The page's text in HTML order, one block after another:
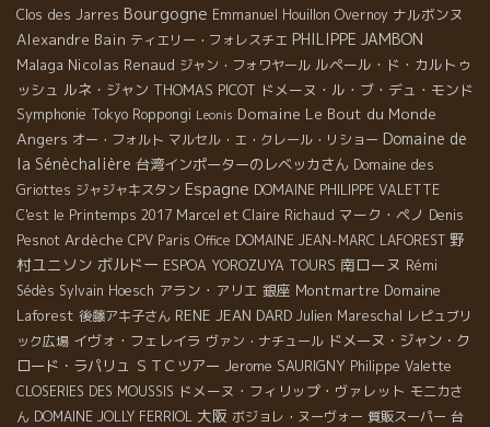
Clos des Jarres Bourgogne Emmanuel Houillon Overnoy ナルボンヌ
Alexandre Bain ティエリー・フォレスチエ PHILIPPE JAMBON
Malaga Nicolas Renaud ジャン・フォワヤール ルペール・ド・カルトゥ
ッシュ ルネ・ジャン THOMAS PICOT ドメーヌ・ル・ブ・デュ・モンド
Symphonie Tokyo Roppongi Leonis Domaine Le Bout du Monde
Angers オー・フォルト マルセル・エ・クレール・リショー Domaine de
la Sénèchalière 台湾インポーターのレベッカさん Domaine des
Griottes ジャジャキスタン Espagne DOMAINE PHILIPPE VALETTE
C'est le Printemps 2017 Marcel et Claire Richaud マーク・ペノ Denis
Pesnot Ardèche CPV Paris Office DOMAINE JEAN-MARC LAFOREST 野
村ユニソン ボルドー ESPOA YOROZUYA TOURS 南ローヌ Rémi
Sédès Sylvain Hoesch アラン・アリエ 銀座 Montmartre Domaine
Laforest 後藤アキ子さん RENE JEAN DARD Julien Mareschal レピュブリ
ック広場 イヴォ・フェレイラ ヴァン・ナチュール ドメーヌ・ジャン・ク
ロード・ラパリュ ＳＴＣツアー Jerome SAURIGNY Philippe Valette
CLOSERIES DES MOUSSIS ドメーヌ・フィリップ・ヴァレット モニカさ
ん DOMAINE JOLLY FERRIOL 大阪 ボジョレ・ヌーヴォー 質販スーパー 台